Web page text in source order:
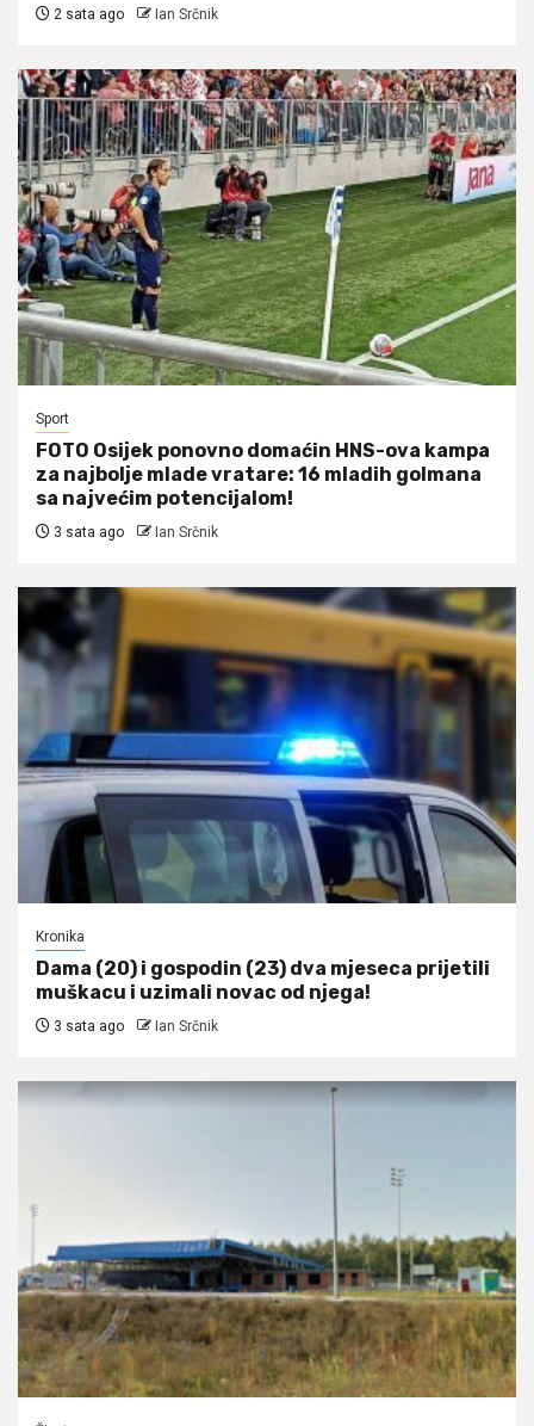
2 sata ago Ian Srčnik
Sport
FOTO Osijek ponovno domaćin HNS-ova kampa
za najbolje mlade vratare: 16 mladih golmana
sa najvećim potencijalom!
3 sata ago Ian Srčnik
Kronika
Dama (20) i gospodin (23) dva mjeseca prijetili
muškacu i uzimali novac od njega!
3 sata ago Ian Srčnik